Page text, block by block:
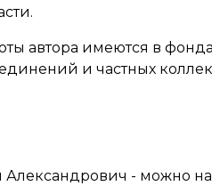
автора имеются в
и частных
Александрович - можно